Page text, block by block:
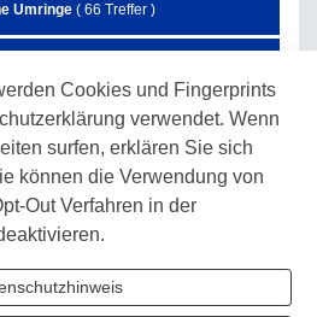
Cookies und Fingerprints
verwendet. Wenn
surfen, erklären Sie sich
können die Verwendung von
Out Verfahren in der
Umringe ( 66 Treffer )
Umringe( 65 Treffer )
Umringe ( 53 Treffer )
Umringe
Umringe